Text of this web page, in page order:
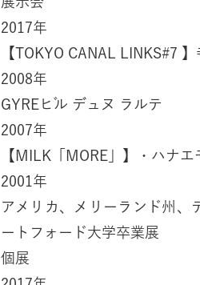
2017年
【TOKYO CANAL LINKS#7
2008年
GYREビル デュヌ ラルテ
2007年
【MILK「MORE」】・ハナ
2001年
アメリカ、メリーランド州、
ートフォード大学卒業展
個展